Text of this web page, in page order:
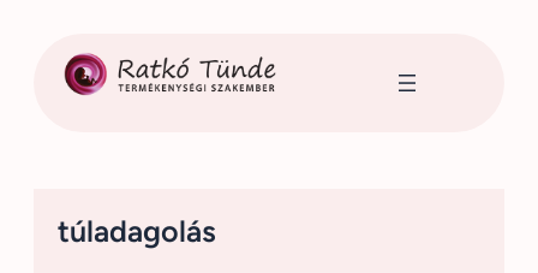
tartalomhoz
túladagolás